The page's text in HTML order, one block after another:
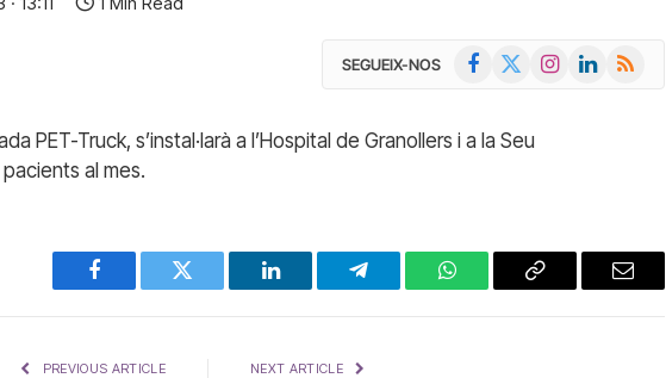
SEGUEIX-NOS Facebook InstagramLinkedIn
RSS
PET-Truck, s’instal·larà a l’Hospital de Granollers i a la Seu
al mes.
Facebook Twitter LinkedIn Telegram WhatsAppCopy
Email
PREVIOUS ARTICLE NEXT ARTICLE